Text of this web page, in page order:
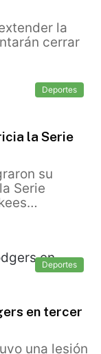
la
cerrar
Deportes
la Serie
su
Serie
Deportes
en tercer
una lesión